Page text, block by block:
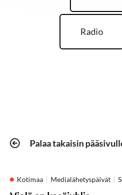
Radio
Palaa takaisin
Kotimaa Medialähetyspäivät